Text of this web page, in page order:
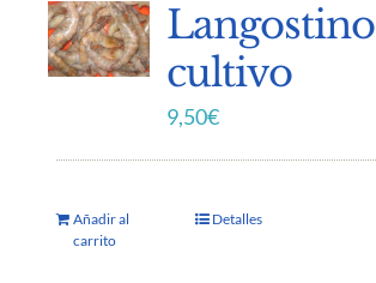
Langostino
cultivo
9,50€
Añadir al
carrito
Detalles